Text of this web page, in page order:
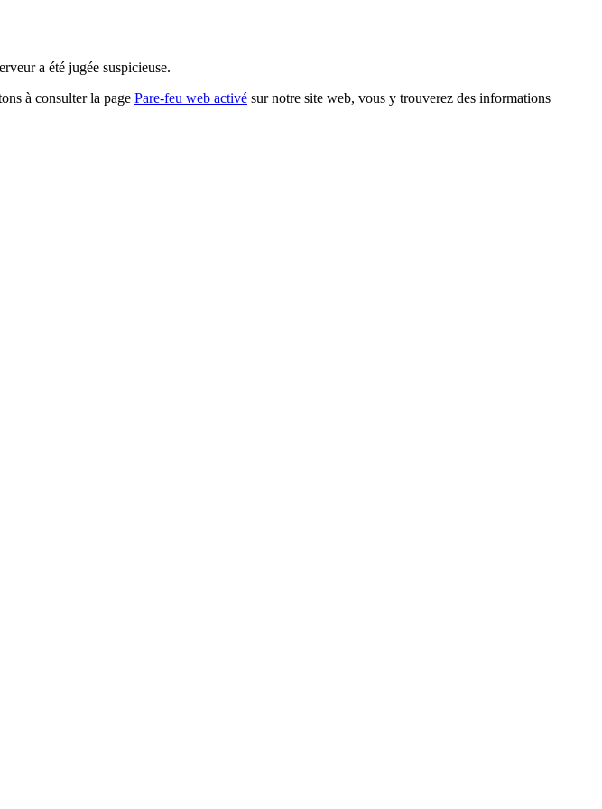
a été jugée suspicieuse.
à consulter la page Pare-feu web activé sur notre site web, vous y trouverez des informations